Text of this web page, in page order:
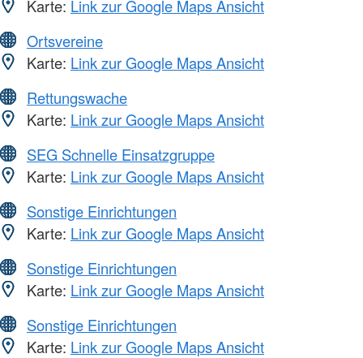
Karte: Link zur Google Maps Ansicht
Ortsvereine
Karte: Link zur Google Maps Ansicht
Rettungswache
Karte: Link zur Google Maps Ansicht
SEG Schnelle Einsatzgruppe
Karte: Link zur Google Maps Ansicht
Sonstige Einrichtungen
Karte: Link zur Google Maps Ansicht
Sonstige Einrichtungen
Karte: Link zur Google Maps Ansicht
Sonstige Einrichtungen
Karte: Link zur Google Maps Ansicht